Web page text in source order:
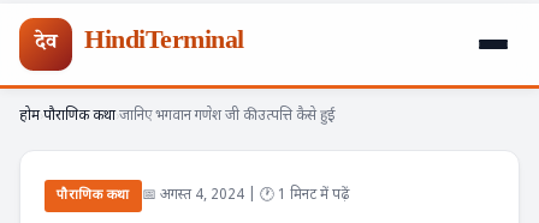
देव HindiTerminal
Skip
content
होम›पौराणिक कथा›जानिए भगवान गणेश जी की उत्पत्ति कैसे हुई
पौराणिक कथा 📅 अगस्त 4, 2024 | 🕐 1 मिनट में पढ़ें